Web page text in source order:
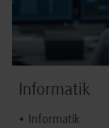
Informatik
• Informatik